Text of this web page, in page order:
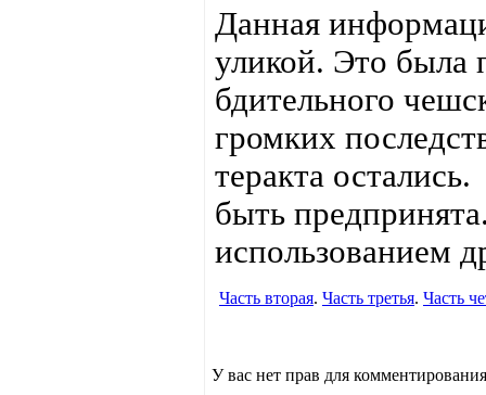
Данная
уликой. Это была
бдительного
громких
теракта
быть
использованием
Часть вторая. Часть третья. Часть
У вас нет прав для